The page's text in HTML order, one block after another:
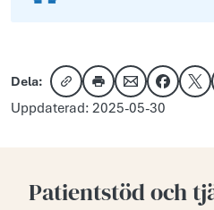
Dela:
Kopiera länk
Skriv utDela via e-
Dela på
Uppdaterad: 2025-05-30
Patientstöd och